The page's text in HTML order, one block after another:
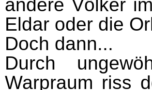
andere Völker
Eldar oder die
Doch dann...
Durch
Warpraum riss